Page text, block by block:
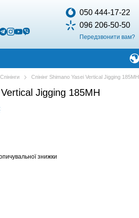
050 444-17-22
096 206-50-50
Передзвонити вам?
Спінінги Спінінг Shimano Yasei Vertical Jigging 185MH
Vertical Jigging 185MH
знижки